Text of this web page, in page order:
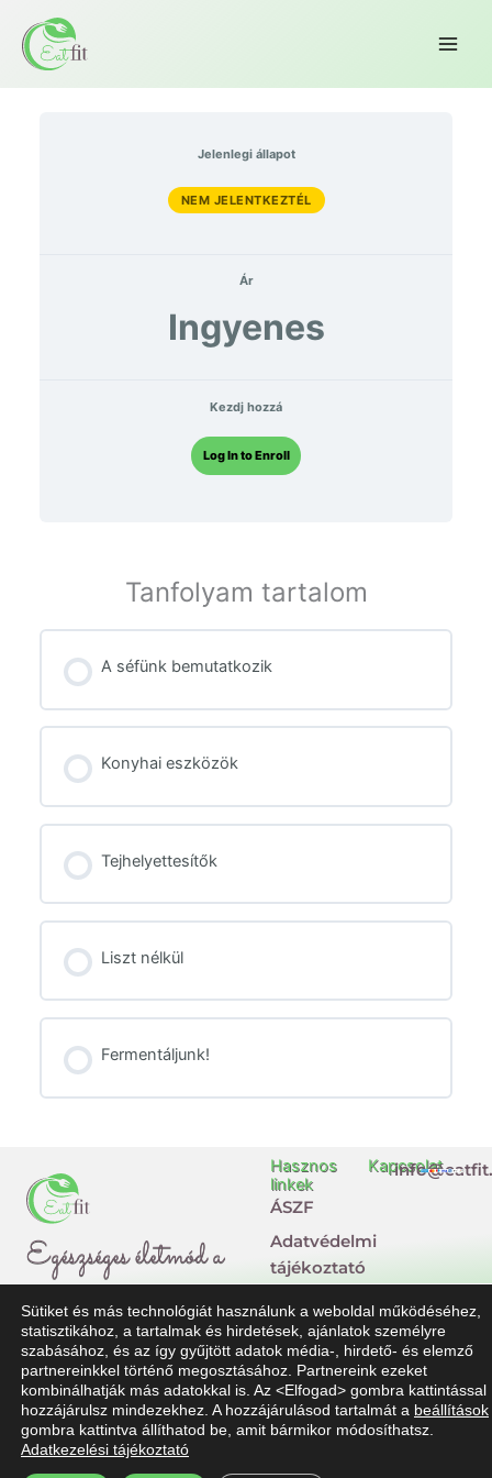
Jelenlegi állapot
NEM JELENTKEZTÉL
Ár
Ingyenes
Kezdj hozzá
Log In to Enroll
Tanfolyam tartalom
A séfünk bemutatkozik
Konyhai eszközök
Tejhelyettesítők
Liszt nélkül
Fermentáljunk!
Egészséges életmód a
mindennapokban
Hasznos
linkek
ÁSZF
Adatvédelmi
tájékoztató
Impresszum
Jogi
nyilatkozat
Dolgozz
velünk!
Kapcsolat
Sütiket és más technológiát használunk a weboldal működéséhez,
statisztikához, a tartalmak és hirdetések, ajánlatok személyre
szabásához, és az így gyűjtött adatok média-, hirdető- és elemző
partnereinkkel történő megosztásához. Partnereink ezeket
kombinálhatják más adatokkal is. Az <Elfogad> gombra kattintással
hozzájárulsz mindezekhez. A hozzájárulásod tartalmát a beállítások
gombra kattintva állíthatod be, amit bármikor módosíthatsz.
Adatkezelési tájékoztató